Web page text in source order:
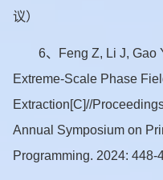
议）
6、Feng Z, Li J, Gao
Extreme-Scale Phase
Extraction[C]//
Annual Symposium on
Programming. 2024: 448-